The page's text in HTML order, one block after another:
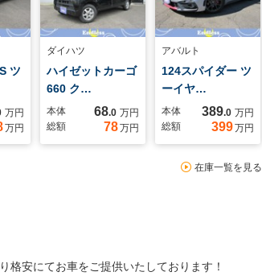
ツ
万円
万円
ダイハツ
ハイゼットカーゴ
660 ク…
本体 68.0 万円
総額
78万円
アバルト
124スパイダー ツ
ーイヤ…
本体 389.0 万円
総額
399万円
在庫一覧を見る
格安にてお車をご提供いたしております！